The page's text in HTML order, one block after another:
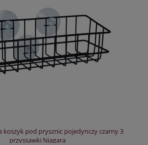
koszyk pod prysznic pojedynczy czarny 3
przyssawki Niagara